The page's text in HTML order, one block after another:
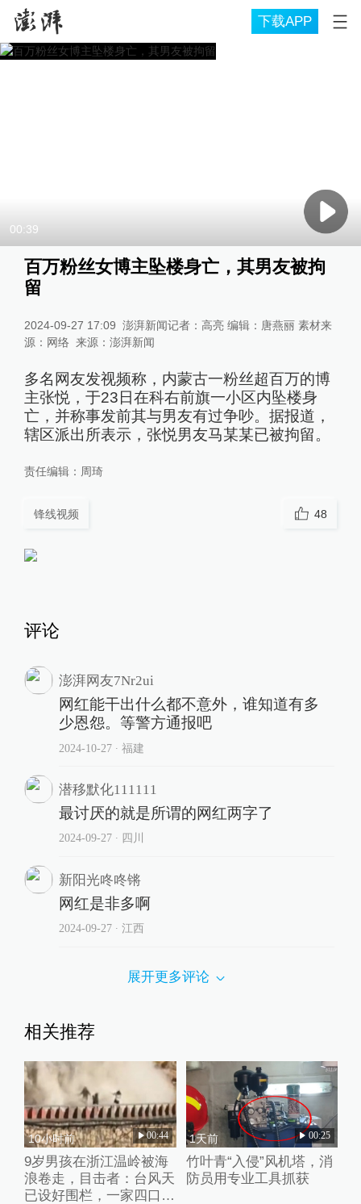
下载APP
00:39
百万粉丝女博主坠楼身亡，其男友被拘
留
2024-09-27 17:09 澎湃新闻记者：高亮 编辑：唐燕丽 素材来
源：网络 来源： 澎湃新闻
多名网友发视频称，内蒙古一粉丝超百万的博
主张悦，于23日在科右前旗一小区内坠楼身
亡，并称事发前其与男友有过争吵。据报道，
辖区派出所表示，张悦男友马某某已被拘留。
责任编辑： 周琦
锋线视频 48
评论
澎湃网友7Nr2ui
网红能干出什么都不意外，谁知道有多
少恩怨。等警方通报吧
2024-10-27∙ 福建
潜移默化111111
最讨厌的就是所谓的网红两字了
2024-09-27∙ 四川
新阳光咚咚锵
网红是非多啊
2024-09-27∙ 江西
展开更多评论
相关推荐
10小时前 00:44
9岁男孩在浙江温岭被海
浪卷走，目击者：台风天
已设好围栏，一家四口翻
1天前 00:25
竹叶青“入侵”风机塔，消
防员用专业工具抓获